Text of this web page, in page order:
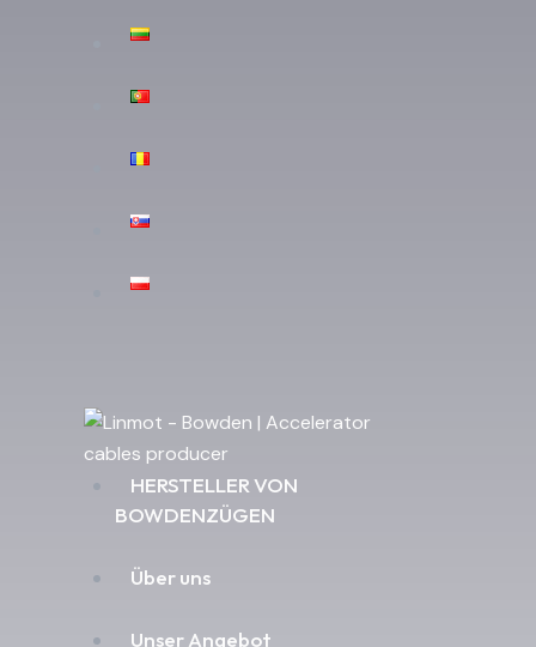
HERSTELLER VON
BOWDENZÜGEN
Über uns
Unser Angebot